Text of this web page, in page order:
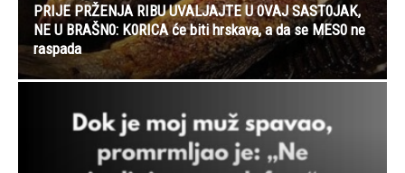
PRIJE PRŽENJA RIBU UVALJAJTE U 0VAJ SAST0JAK,
NE U BRAŠN0: K0RICA će biti hrskava, a da se MES0 ne
raspada